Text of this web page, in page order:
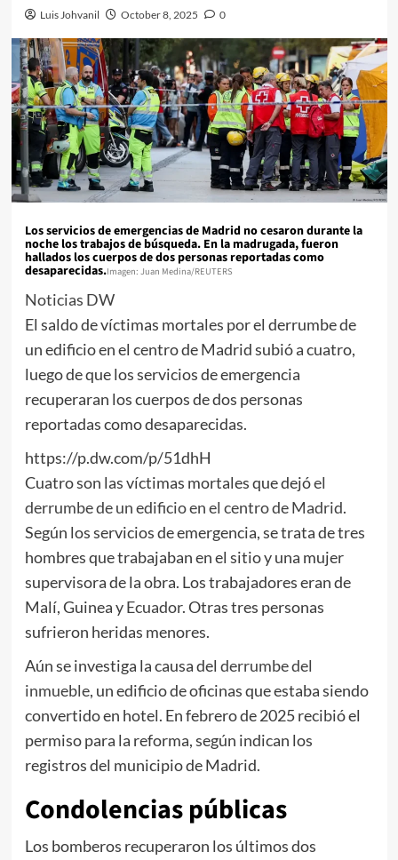
Luis Johvanil October 8, 2025 0
Los servicios de emergencias de Madrid no cesaron durante la
noche los trabajos de búsqueda. En la madrugada, fueron
hallados los cuerpos de dos personas reportadas como
desaparecidas.Imagen: Juan Medina/REUTERS
Noticias DW
El saldo de víctimas mortales por el derrumbe de
un edificio en el centro de Madrid subió a cuatro,
luego de que los servicios de emergencia
recuperaran los cuerpos de dos personas
reportadas como desaparecidas.
https://p.dw.com/p/51dhH
Cuatro son las víctimas mortales que dejóel
derrumbe de un edificio en el centro de Madrid.
Según los servicios de emergencia, se trata de tres
hombres que trabajaban en el sitio y una mujer
supervisora de la obra. Los trabajadores eran de
Malí, Guinea yEcuador. Otras tres personas
sufrieron heridas menores.
Aún se investiga la causa del derrumbe del
inmueble, un edificio de oficinas que estaba siendo
convertido en hotel. En febrero de 2025 recibió el
permiso para la reforma, según indican los
registros del municipio de Madrid.
Condolencias públicas
Los bomberos recuperaron los últimos dos